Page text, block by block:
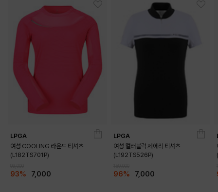
LPGA
여성 COOLING 라운드 티셔츠
(L182TS701P)
93% 7,000
LPGA
여성 컬러블럭 제에리 티셔츠
(L192TS526P)
96% 7,000